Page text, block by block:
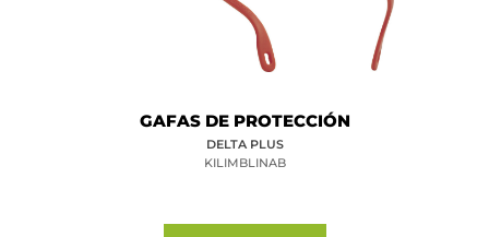
GAFAS DE PROTECCIÓN
DELTA PLUS
KILIMBLINAB